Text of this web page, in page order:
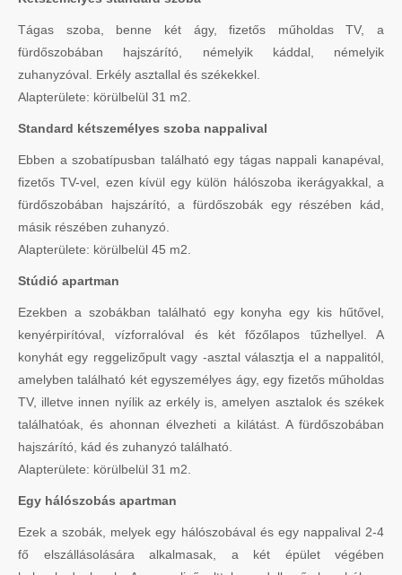
Tágas szoba, benne két ágy, fizetős műholdas TV, a
fürdőszobában hajszárító, némelyik káddal, némelyik
zuhanyzóval. Erkély asztallal és székekkel.
Alapterülete: körülbelül 31 m2.
Standard kétszemélyes szoba nappalival
Ebben a szobatípusban található egy tágas nappali kanapéval,
fizetős TV-vel, ezen kívül egy külön hálószoba ikerágyakkal, a
fürdőszobában hajszárító, a fürdőszobák egy részében kád,
másik részében zuhanyzó.
Alapterülete: körülbelül 45 m2.
Stúdió apartman
Ezekben a szobákban található egy konyha egy kis hűtővel,
kenyérpirítóval, vízforralóval és két főzőlapos tűzhellyel. A
konyhát egy reggelizőpult vagy -asztal választja el a nappalitól,
amelyben található két egyszemélyes ágy, egy fizetős műholdas
TV, illetve innen nyílik az erkély is, amelyen asztalok és székek
találhatóak, és ahonnan élvezheti a kilátást. A fürdőszobában
hajszárító, kád és zuhanyzó található.
Alapterülete: körülbelül 31 m2.
Egy hálószobás apartman
Ezek a szobák, melyek egy hálószobával és egy nappalival 2-4
fő elszállásolására alkalmasak, a két épület végében